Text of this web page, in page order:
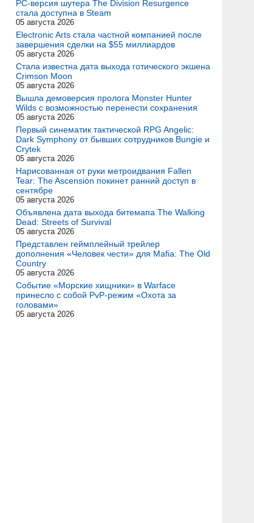
PC-версия шутера The Division Resurgence
стала доступна в Steam
05 августа 2026
Electronic Arts стала частной компанией после
завершения сделки на $55 миллиардов
05 августа 2026
Стала известна дата выхода готического экшена
Crimson Moon
05 августа 2026
Вышла демоверсия пролога Monster Hunter
Wilds с возможностью перенести сохранения
05 августа 2026
Первый синематик тактической RPG Angelic:
Dark Symphony от бывших сотрудников Bungie и
Crytek
05 августа 2026
Нарисованная от руки метроидвания Fallen
Tear: The Ascension покинет ранний доступ в
сентябре
05 августа 2026
Объявлена дата выхода битемапа The Walking
Dead: Streets of Survival
05 августа 2026
Представлен геймплейный трейлер
дополнения «Человек чести» для Mafia: The Old
Country
05 августа 2026
Событие «Морские хищники» в Warface
принесло с собой PvP-режим «Охота за
головами»
05 августа 2026